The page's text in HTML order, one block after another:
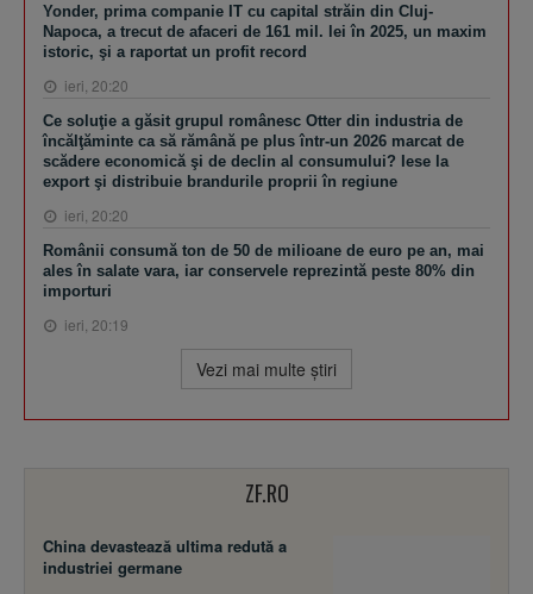
Yonder, prima companie IT cu capital străin din Cluj-
Napoca, a trecut de afaceri de 161 mil. lei în 2025, un maxim
istoric, şi a raportat un profit record
ieri, 20:20
Ce soluţie a găsit grupul românesc Otter din industria de
încălţăminte ca să rămână pe plus într-un 2026 marcat de
scădere economică şi de declin al consumului? Iese la
export şi distribuie brandurile proprii în regiune
ieri, 20:20
Românii consumă ton de 50 de milioane de euro pe an, mai
ales în salate vara, iar conservele reprezintă peste 80% din
importuri
ieri, 20:19
Vezi mai multe ştiri
ZF.RO
China devastează ultima redută a
industriei germane